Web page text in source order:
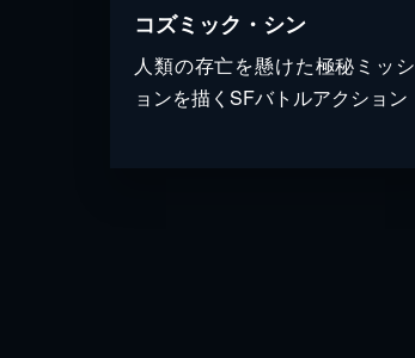
コズミック・シン
人類の存亡を懸けた極秘ミッシ
ョンを描くSFバトルアクション